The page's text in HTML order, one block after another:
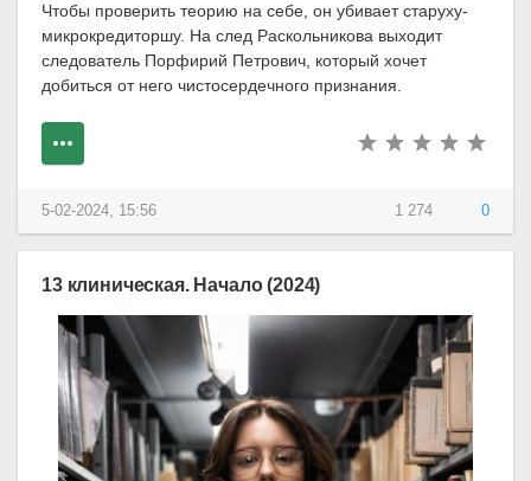
Чтобы проверить теорию на себе, он убивает старуху-
микрокредиторшу. На след Раскольникова выходит
следователь Порфирий Петрович, который хочет
добиться от него чистосердечного признания.
1 274 0
5-02-2024, 15:56
13 клиническая. Начало (2024)